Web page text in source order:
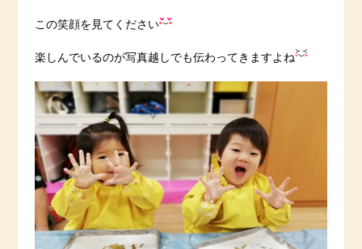
この笑顔を見てください
楽しんでいるのが写真越しでも伝わってきますよね